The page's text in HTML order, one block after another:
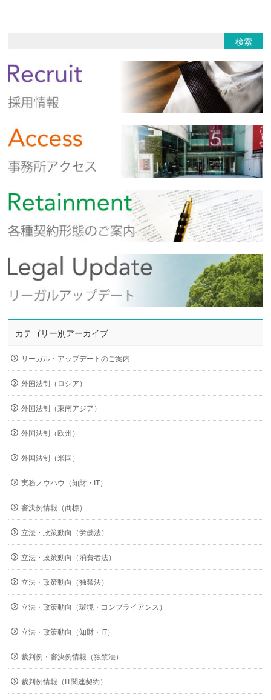
カテゴリー別アーカイブ
リーガル・アップデートのご案内
外国法制（ロシア）
外国法制（東南アジア）
外国法制（欧州）
外国法制（米国）
実務ノウハウ（知財・IT）
審決例情報（商標）
立法・政策動向（労働法）
立法・政策動向（消費者法）
立法・政策動向（独禁法）
立法・政策動向（環境・コンプライアンス）
立法・政策動向（知財・IT）
裁判例・審決例情報（独禁法）
裁判例情報（IT関連契約）